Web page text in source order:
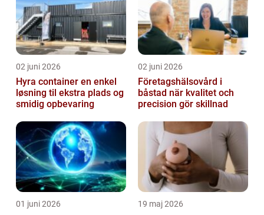
02 juni 2026
Hyra container en enkel
løsning til ekstra plads og
smidig opbevaring
02 juni 2026
Företagshälsovård i
båstad när kvalitet och
precision gör skillnad
01 juni 2026 19 maj 2026